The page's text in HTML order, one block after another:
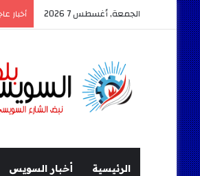
الجمعة, أغسطس 7 2026 أخبار
الرئيسية أخبار السويس